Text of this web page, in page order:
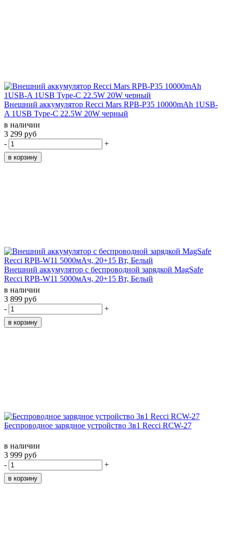
Внешний аккумулятор Recci Mars RPB-P35 10000mAh 1USB-
A 1USB Type-C 22.5W 20W черный
в наличии
3 299 руб
-
+
Внешний аккумулятор с беспроводной зарядкой MagSafe
Recci RPB-W11 5000мАч, 20+15 Вт, Белый
в наличии
3 899 руб
-
+
Беспроводное зарядное устройство 3в1 Recci RCW-27
в наличии
3 999 руб
-
+